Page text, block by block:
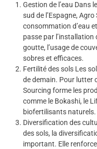
Gestion de l’eau Dans
sud de l’Espagne,
consommation d’eau
passe par l’installation
goutte, l’usage de
sobres et efficaces.
Fertilité des sols Les
de demain. Pour lutter
Sourcing forme les
comme le Bokashi, le
biofertilisants naturels.
Diversification des
des sols, la
important. Elle